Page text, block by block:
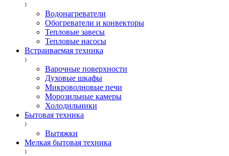
Водонагреватели
Обогреватели и конвекторы
Тепловые завесы
Тепловые насосы
Встраиваемая техника
Варочные поверхности
Духовые шкафы
Микроволновые печи
Морозильные камеры
Холодильники
Бытовая техника
Вытяжки
Мелкая бытовая техника